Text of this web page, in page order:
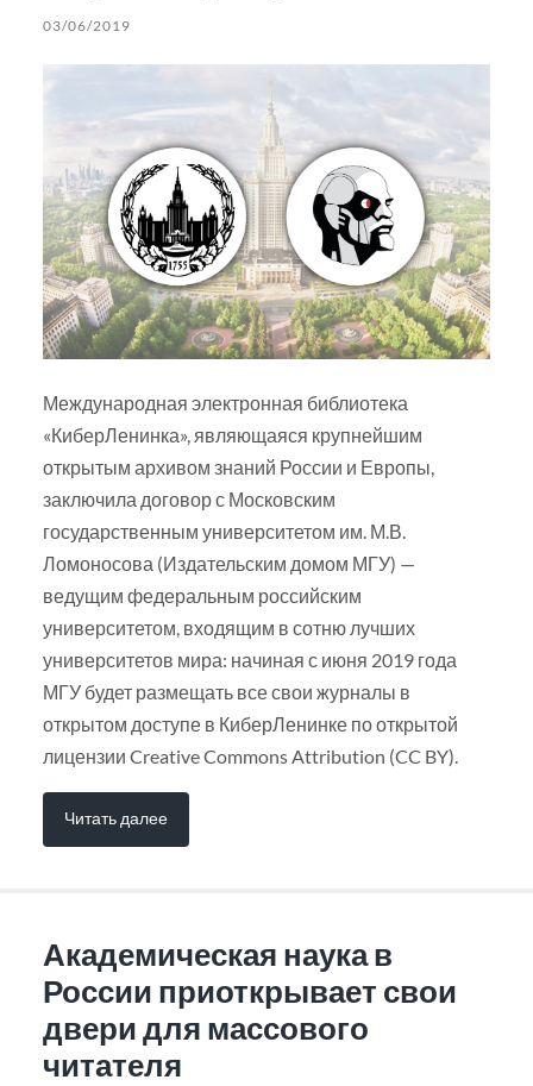
03/06/2019
Международная электронная библиотека
«КиберЛенинка», являющаяся крупнейшим
открытым архивом знаний России и Европы,
заключила договор с Московским
государственным университетом им. М.В.
Ломоносова (Издательским домом МГУ) —
ведущим федеральным российским
университетом, входящим в сотню лучших
университетов мира: начиная с июня 2019 года
МГУ будет размещать все свои журналы в
открытом доступе в КиберЛенинке по открытой
лицензии Creative Commons Attribution (CC BY).
Читать далее
Академическая наука в
России приоткрывает свои
двери для массового
читателя